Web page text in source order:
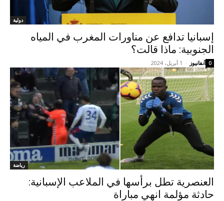
دولية
إسبانيا تدافع عن مناورات المغرب في المياه
الجنوبية: ماذا قالت؟
آنفانيوز - 1 أبريل، 2024 0
رياضة
العنصرية تطل برأسها في الملاعب الإسبانية:
حادثة مؤلمة انهي مباراة